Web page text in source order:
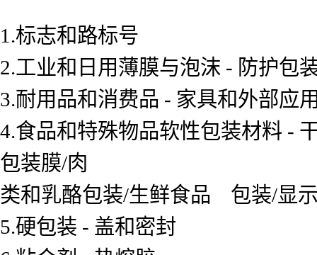
1.标志和路标号
2.工业和日用薄膜与泡沫 - 防护包
3.耐用品和消费品 - 家具和外部应
4.食品和特殊物品软性包装材料 -
包装膜/肉
类和乳酪包装/生鲜食品 包装/显
5.硬包装 - 盖和密封